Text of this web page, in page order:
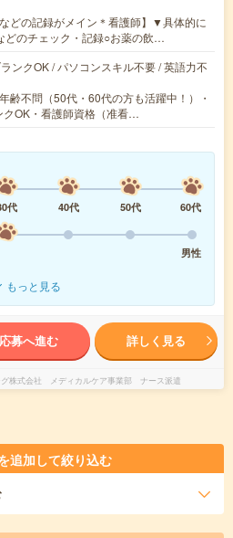
などの記録がメイン＊看護師】▼具体的に
のチェック・記録○お薬の飲…
ンクOK / パソコンスキル不要 / 英語力不
不問（50代・60代の方も活躍中！）・
クOK・看護師資格（准看…
代 40代 50代
60代
男性
もっと見る
応募へ進む 詳しく見る
グ株式会社 メディカルケア事業部 ナース派遣
追加して絞り込む